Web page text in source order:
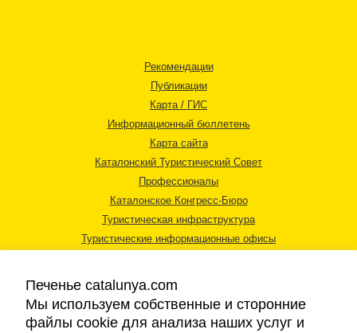
Рекомендации
Публикации
Карта / ГИС
Информационный бюллетень
Карта сайта
Каталонский Туристический Совет
Профессионалы
Каталонское Конгресс-Бюро
Туристическая инфраструктура
Туристические информационные офисы
Печенье catalunya.com
Мы используем собственные и сторонние
файлы cookie для анализа наших услуг и